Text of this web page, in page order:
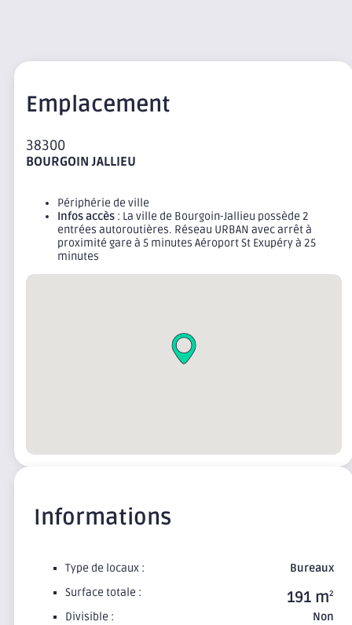
Emplacement
38300
BOURGOIN JALLIEU
Périphérie de ville
Infos accès : La ville de Bourgoin-Jallieu possède 2
entrées autoroutières. Réseau URBAN avec arrêt à
proximité gare à 5 minutes Aéroport St Exupéry à 25
minutes
Informations
Type de locaux :
Bureaux
Surface totale :
191 m2
Divisible :
Non